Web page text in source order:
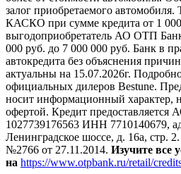
залог приобретаемого автомобиля.
КАСКО при сумме кредита от 1
выгодоприобретатель АО ОТП
000 руб. до 7 000 000 руб. Банк в
автокредита без объяснения
актуальны на 15.07.2026г.
официальных дилеров Bestune.
носит информационный характер,
офертой. Кредит
1027739176563 ИНН 7710140679,
Ленинградское шоссе, д. 16а, стр.
№2766 от 27.11.2014. Изучите все
на https://www.otpbank.ru/retail/